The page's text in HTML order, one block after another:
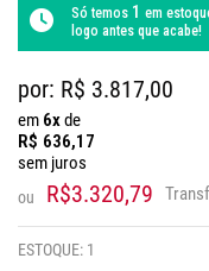
Só temos 1 em
logo antes que acabe!
por: R$ 3.817,00
em 6xde
R$ 636,17
sem juros
ou R$3.320,79
ESTOQUE: 1